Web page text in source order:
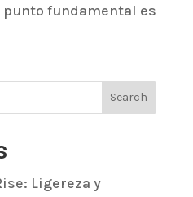
fundamental es
Search
Ligereza y